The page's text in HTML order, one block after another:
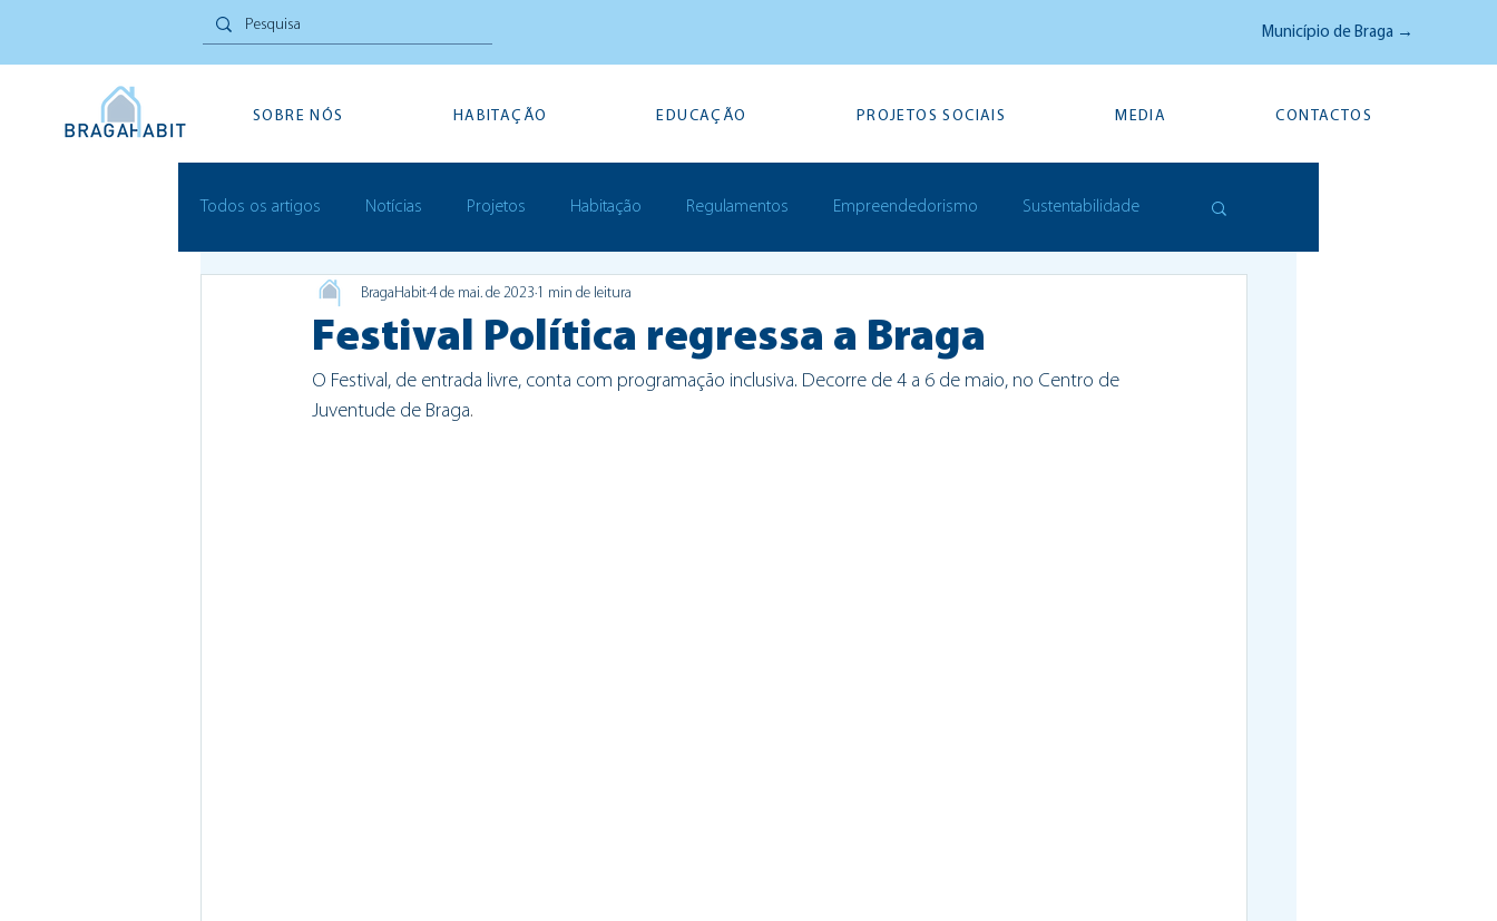
Município de Braga →
SOBRE NÓS HABITAÇÃO EDUCAÇÃO PROJETOS SOCIAIS MEDIA CONTACTOS
Todos os artigos Notícias Projetos Habitação Regulamentos Empreendedorismo Sustentabilidade
Inovação Social Festivais Prémios
Festival Política regressa a Braga
BragaHabit4 de mai. de 2023 1 min de leitura
O Festival, de entrada livre, conta com programação inclusiva. Decorre de 4 a 6 de maio, no Centro de
Juventude de Braga.